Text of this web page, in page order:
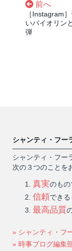
前へ
［Instagram
いバイオリン
弾
シャンティ・フー
シャンティ・フー
次の３つのことを
真実のもの
信頼でき
最高品質
» シャンティ・フ
» 時事ブログ編集